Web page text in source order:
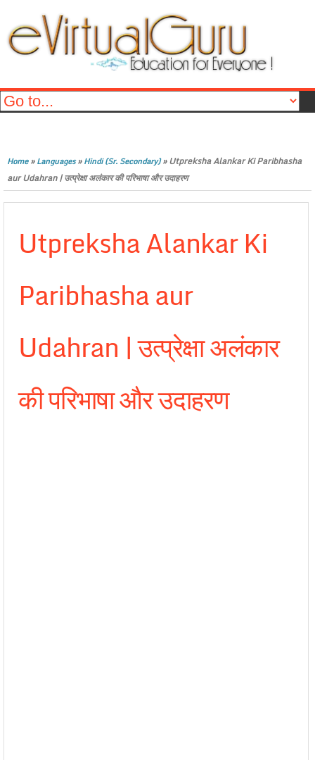
Home»Languages»Hindi (Sr. Secondary)»Utpreksha Alankar Ki Paribhasha
aur Udahran | उत्प्रेक्षा अलंकार की परिभाषा और उदाहरण
Utpreksha Alankar Ki
Paribhasha aur
Udahran | उत्प्रेक्षा अलंकार
की परिभाषा और उदाहरण